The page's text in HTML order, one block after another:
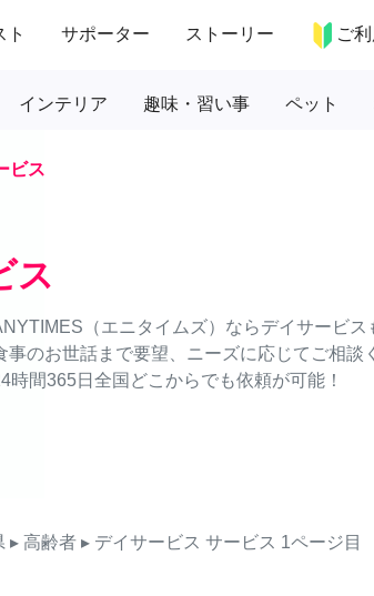
ト サポーター ストーリー ご
インテリア 趣味・習い事 ペット
ビス
ス
（エニタイムズ）ならデイサービス
のお世話まで要望、ニーズに応じてご相談
間365日全国どこからでも依頼が可能！
▸ 高齢者 ▸ デイサービス サービス 1ページ目